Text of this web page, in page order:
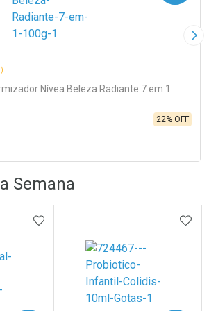
Nívea Beleza Radiante 7 em 1
22% OFF
Semana
ADICIONAR AOS FAVORITOS